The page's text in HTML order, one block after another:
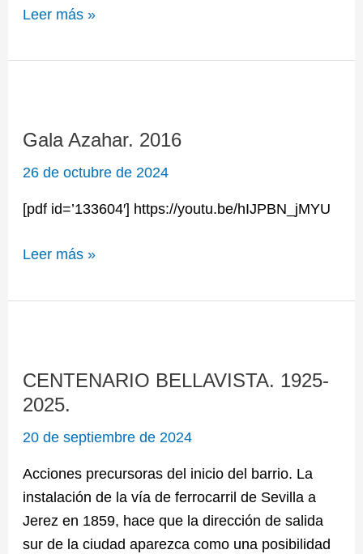
Leer más »
Gala Azahar. 2016
26 de octubre de 2024
[pdf id=’133604′] https://youtu.be/hIJPBN_jMYU
2016
Leer más »
CENTENARIO BELLAVISTA. 1925-
2025.
20 de septiembre de 2024
Acciones precursoras del inicio del barrio. La
instalación de la vía de ferrocarril de Sevilla a
Jerez en 1859, hace que la dirección de salida
sur de la ciudad aparezca como una posibilidad
1925-
2025.